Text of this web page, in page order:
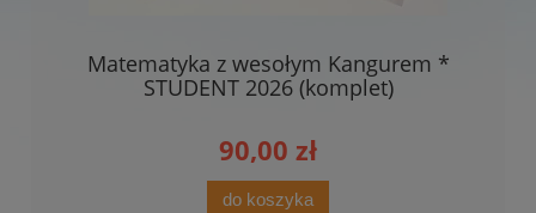
Matematyka z wesołym Kangurem *
STUDENT 2026 (komplet)
90,00 zł
do koszyka